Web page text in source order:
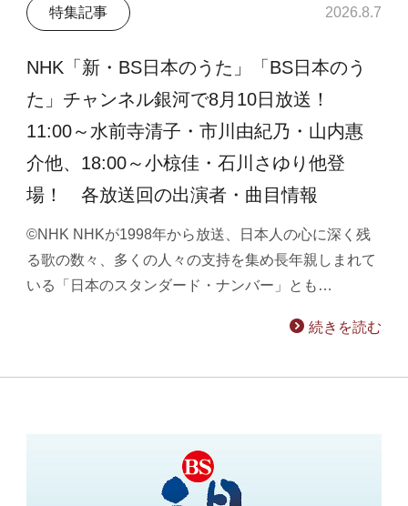
特集記事 2026.8.7
NHK「新・BS日本のうた」「BS日本のう
た」チャンネル銀河で8月10日放送！
11:00～水前寺清子・市川由紀乃・山内惠
介他、18:00～小椋佳・石川さゆり他登
場！ 各放送回の出演者・曲目情報
©NHK NHKが1998年から放送、日本人の心に深く残
る歌の数々、多くの人々の支持を集め長年親しまれて
いる「日本のスタンダード・ナンバー」とも…
続きを読む